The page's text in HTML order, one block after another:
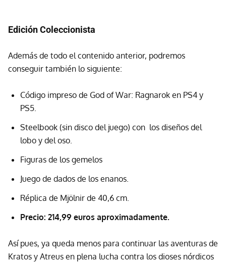
Edición Coleccionista
Además de todo el contenido anterior, podremos
conseguir también lo siguiente:
Código impreso de God of War: Ragnarok en PS4 y
PS5.
Steelbook (sin disco del juego) con los diseños del
lobo y del oso.
Figuras de los gemelos
Juego de dados de los enanos.
Réplica de Mjölnir de 40,6 cm.
Precio: 214,99 euros aproximadamente.
Así pues, ya queda menos para continuar las aventuras de
Kratos y Atreus en plena lucha contra los dioses nórdicos